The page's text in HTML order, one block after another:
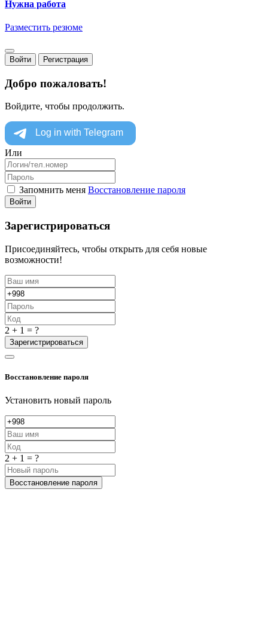
Нужна работа
Разместить резюме
Войти Регистрация
Добро пожаловать!
Войдите, чтобы продолжить.
Или
Запомнить меня Восстановление пароля
Войти
Зарегистрироваться
Присоединяйтесь, чтобы открыть для себя новые
возможности!
2 + 1 = ?
Зарегистрироваться
Восстановление пароля
Установить новый пароль
2 + 1 = ?
Восстановление пароля